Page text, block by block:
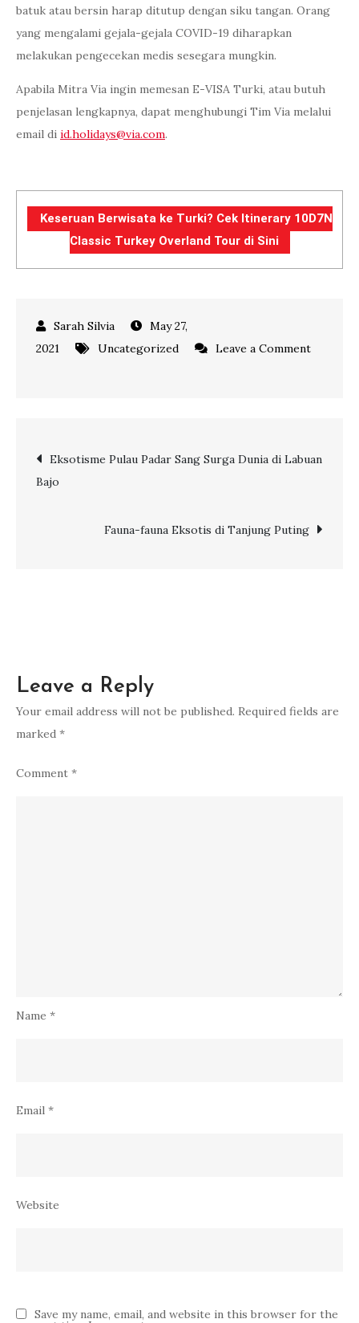
batuk atau bersin harap ditutup dengan siku tangan. Orang
yang mengalami gejala-gejala COVID-19 diharapkan
melakukan pengecekan medis sesegara mungkin.
Apabila Mitra Via ingin memesan E-VISA Turki, atau butuh
penjelasan lengkapnya, dapat menghubungi Tim Via melalui
email di id.holidays@via.com.
Keseruan Berwisata ke Turki? Cek Itinerary 10D7N
Classic Turkey Overland Tour di Sini
May 27,
2021
Uncategorized
Leave a Comment
LOCKDOWN?
INI
PERSYARATAN
Post
navigation
Eksotisme Pulau Padar Sang Surga Dunia di Labuan
Bajo
Fauna-fauna Eksotis di Tanjung Puting
Leave a Reply
Your email address will not be published. Required fields are
marked *
Comment *
Name *
Email *
Website
Save my name, email, and website in this browser for the